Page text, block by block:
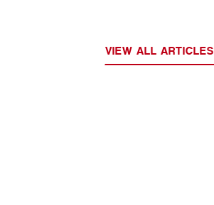
VIEW ALL ARTICLES